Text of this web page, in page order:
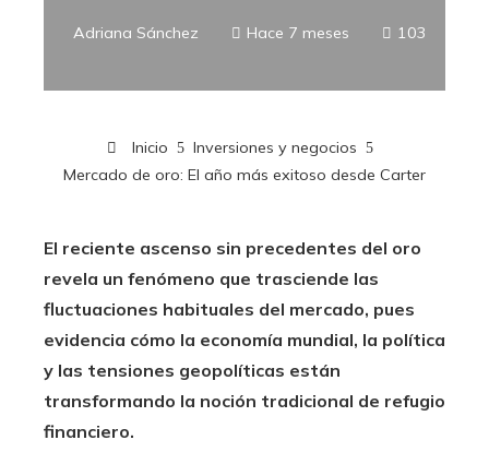
Adriana Sánchez Hace 7 meses 103
Inicio
Inversiones y negocios
Mercado de oro: El año más exitoso desde Carter
El reciente ascenso sin precedentes del oro
revela un fenómeno que trasciende las
fluctuaciones habituales del mercado, pues
evidencia cómo la economía mundial, la política
y las tensiones geopolíticas están
transformando la noción tradicional de refugio
financiero.